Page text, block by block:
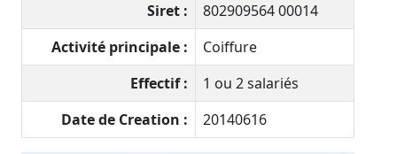
Siret :
802909564 00014
Activité principale :
Coiffure
Effectif :
1 ou 2 salariés
Date de Creation :
20140616